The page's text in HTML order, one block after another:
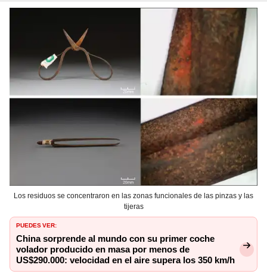
Los residuos se concentraron en las zonas funcionales de las pinzas y las
tijeras
PUEDES VER:
China sorprende al mundo con su primer coche
volador producido en masa por menos de
US$290.000: velocidad en el aire supera los 350 km/h